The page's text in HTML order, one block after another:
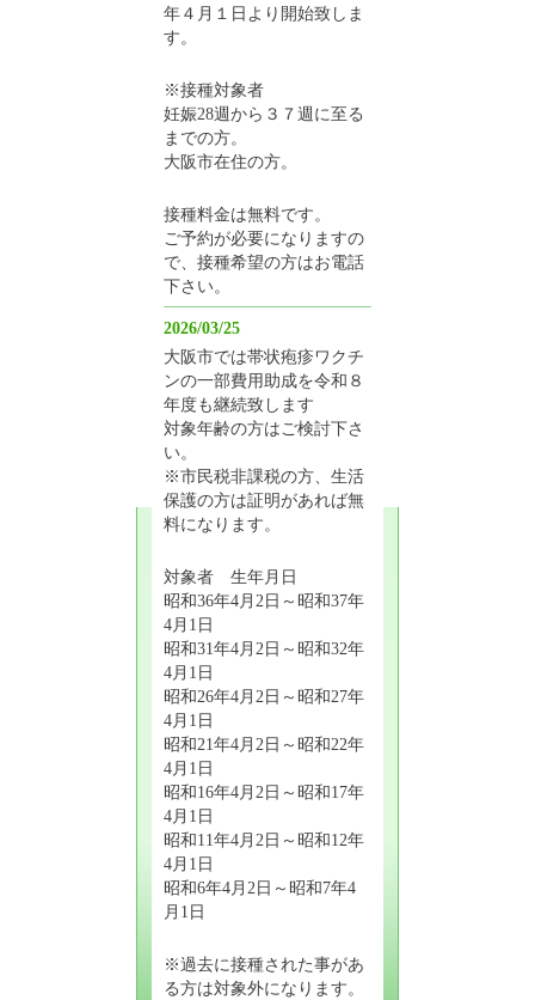
年４月１日より開始致しま
す。
※接種対象者
妊娠28週から３７週に至る
までの方。
大阪市在住の方。
接種料金は無料です。
ご予約が必要になりますの
で、接種希望の方はお電話
下さい。
2026/03/25
大阪市では帯状疱疹ワクチ
ンの一部費用助成を令和８
年度も継続致します
対象年齢の方はご検討下さ
い。
※市民税非課税の方、生活
保護の方は証明があれば無
料になります。
対象者 生年月日
昭和36年4月2日～昭和37年
4月1日
昭和31年4月2日～昭和32年
4月1日
昭和26年4月2日～昭和27年
4月1日
昭和21年4月2日～昭和22年
4月1日
昭和16年4月2日～昭和17年
4月1日
昭和11年4月2日～昭和12年
4月1日
昭和6年4月2日～昭和7年4
月1日
※過去に接種された事があ
る方は対象外になります。